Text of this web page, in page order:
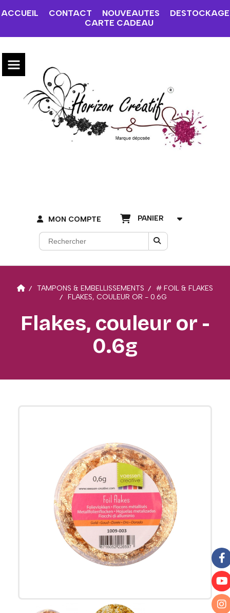
ACCUEIL CONTACT NOUVEAUTES
DESTOCKAGE
CARTE CADEAU
MON COMPTE PANIER
TAMPONS & EMBELLISSEMENTS
# FOIL & FLAKES
FLAKES, COULEUR OR - 0.6G
Flakes, couleur or -
0.6g